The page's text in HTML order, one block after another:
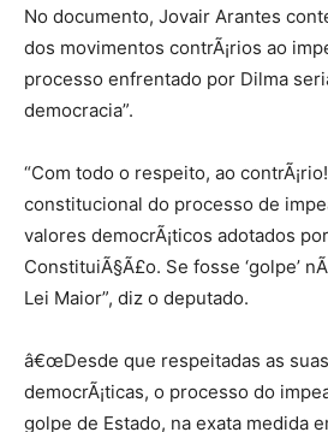
No documento, Jovair Arantes
dos movimentos contrÃ¡rios ao
processo enfrentado por Dilma
democracia”.
“Com todo o respeito, ao
constitucional do processo de
valores democrÃ¡ticos adotados
ConstituiÃ§Ã£o. Se fosse ‘golpe’
Lei Maior”, diz o deputado.
â€œDesde que respeitadas as
democrÃ¡ticas, o processo do
golpe de Estado, na exata medida